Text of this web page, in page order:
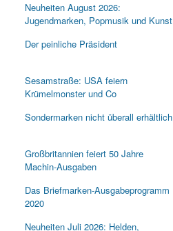
Neuheiten August 2026:
Jugendmarken, Popmusik und Kunst
Der peinliche Präsident
Sesamstraße: USA feiern
Krümelmonster und Co
Sondermarken nicht überall erhältlich
Großbritannien feiert 50 Jahre
Machin-Ausgaben
Das Briefmarken-Ausgabeprogramm
2020
Neuheiten Juli 2026: Helden,